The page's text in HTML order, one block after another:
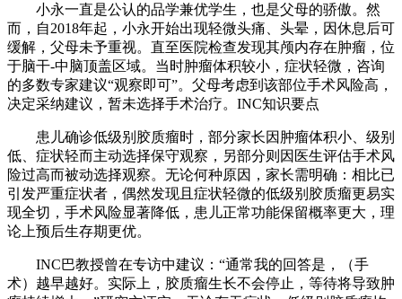
小永一直是公认的品学兼优学生，也是父母的骄傲。然
而，自2018年起，小永开始出现轻微头痛、头晕，因休息后可
缓解，父母未予重视。直至医院检查发现其颅内存在肿瘤，位
于脑干-中脑顶盖区域。当时肿瘤体积较小，症状轻微，咨询
的多数专家建议“观察即可”。父母考虑到该部位手术风险高，
决定采纳建议，暂未选择手术治疗。INC知识要点
患儿确诊低级别胶质瘤时，部分家长因肿瘤体积小、级别
低、症状轻而主动选择保守观察，另部分则因医生评估手术风
险过高而被动选择观察。无论何种原因，家长需明确：相比已
引发严重症状者，偶然发现且症状轻微的低级别胶质瘤更易实
现全切，手术风险显著降低，患儿正常功能保留概率更大，理
论上预后生存期更优。
INC巴教授曾在专访中建议：“通常我的回答是，（手
术）越早越好。实际上，胶质瘤生长不会停止，等待将导致肿